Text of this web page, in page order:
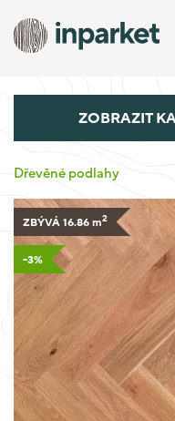
ZOBRAZIT
Dřevěné podlahy
ZBÝVÁ 16.86 m2
-3%